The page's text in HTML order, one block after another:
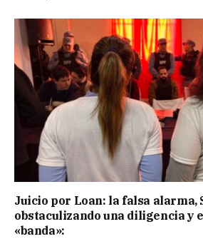
Juicio por Loan: la falsa alarma,
obstaculizando una diligencia y
«banda»: